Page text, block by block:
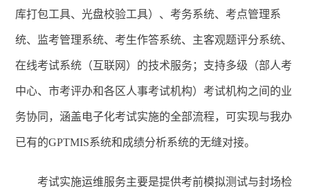
库打包工具、光盘校验工具）、考务系统、考点管理系
统、监考管理系统、考生作答系统、主客观题评分系统、
在线考试系统（互联网）的技术服务；支持多级（部人考
中心、市考评办和各区人事考试机构）考试机构之间的业
务协同，涵盖电子化考试实施的全部流程，可实现与我办
已有的GPTMIS系统和成绩分析系统的无缝对接。
考试实施运维服务主要是提供考前模拟测试与封场检